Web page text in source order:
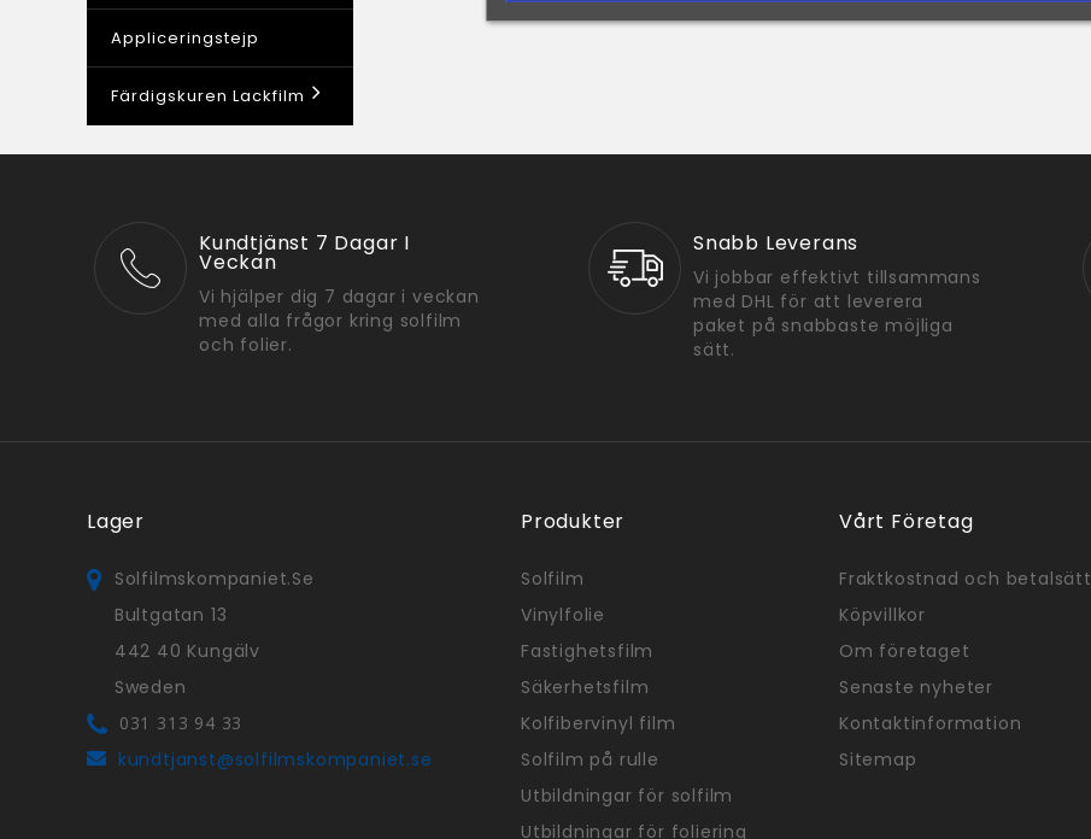
Appliceringstejp
Färdigskuren Lackfilm
Kundtjänst 7 Dagar I
Veckan
Vi hjälper dig 7 dagar i veckan
med alla frågor kring solfilm
och folier.
Snabb Leverans
Vi jobbar effektivt tillsammans
med DHL för att leverera
paket på snabbaste möjliga
sätt.
Lager
Solfilmskompaniet.se
Bultgatan 13
442 40 Kungälv
Sweden
031 313 94 33
kundtjanst@solfilmskompaniet.se
Produkter
Solfilm
Vinylfolie
Fastighetsfilm
Säkerhetsfilm
Kolfibervinyl film
Solfilm på rulle
Utbildningar för solfilm
Utbildningar för foliering
Vårt Företag
Fraktkostnad och betalsätt
Köpvillkor
Om företaget
Senaste nyheter
Kontaktinformation
Sitemap